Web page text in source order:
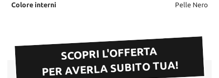
Colore interni Pelle Nero
SCOPRI L'OFFERTA
PER AVERLA SUBITO TUA!
modificare
qualsiasi
momento.